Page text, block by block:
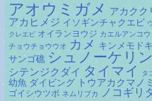
アオウミガメ アカクク
アカヒメジ イソギンチャクエビ
クレエビ オイランヨウジ カエルアンコウ
チョウチョウウオ カメ キンメモドキ
サンゴ礁 シュノーケリ
シテンジクダイ タイマイ タ
幼魚 ダイビング トウアカクマノミ
ゴイシウツボ ネムリブカ ノコギリ